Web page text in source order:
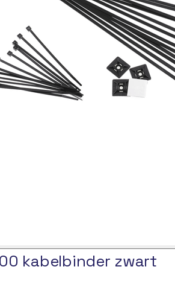
kabelbinder zwart